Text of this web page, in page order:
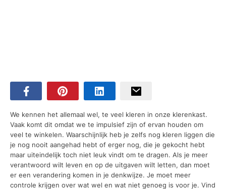
We kennen het allemaal wel, te veel kleren in onze klerenkast.
Vaak komt dit omdat we te impulsief zijn of ervan houden om
veel te winkelen. Waarschijnlijk heb je zelfs nog kleren liggen die
je nog nooit aangehad hebt of erger nog, die je gekocht hebt
maar uiteindelijk toch niet leuk vindt om te dragen. Als je meer
verantwoord wilt leven en op de uitgaven wilt letten, dan moet
er een verandering komen in je denkwijze. Je moet meer
controle krijgen over wat wel en wat niet genoeg is voor je. Vind